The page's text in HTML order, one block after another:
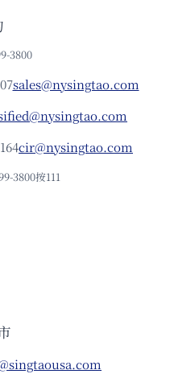
3800
sales@nysingtao.com
cir@nysingtao.com
3800按111